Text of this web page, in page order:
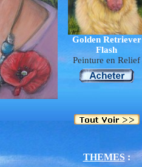
Golden Retriever
Flash
Peinture en Relief
THEMES: